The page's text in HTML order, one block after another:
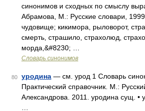
синонимов и сходных по смыслу
Абрамова, М.: Русские словари,
чудовище; кикимора, рыловорот,
смерть, страшило, страхолюд,
морда,&#8230; …
Словарь синонимов
80 уродина — см. урод 1 Словарь
Практический справочник. М.:
Александрова. 2011. уродина сущ. •